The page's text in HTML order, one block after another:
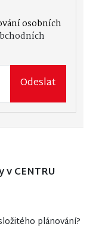
osobních
Odeslat
CENTRU
plánování?